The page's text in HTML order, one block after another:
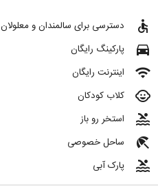
accessible دسترسی برای سالمندان و معلولان
directions_car پارکینگ رایگان
wifi اینترنت رایگان
child_care کلاب کودکان
pool استخر رو باز
beach_access ساحل خصوصی
pool پارک آبی